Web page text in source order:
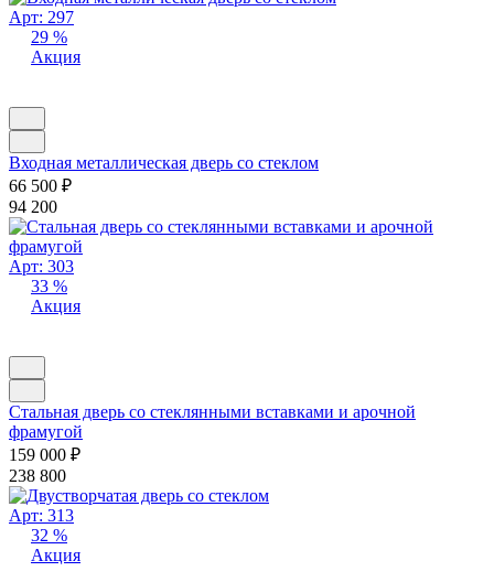
Арт: 297
29 %
Акция
Входная металлическая дверь со стеклом
66 500 ₽
94 200
Арт: 303
33 %
Акция
Стальная дверь со стеклянными вставками и арочной
фрамугой
159 000 ₽
238 800
Арт: 313
32 %
Акция